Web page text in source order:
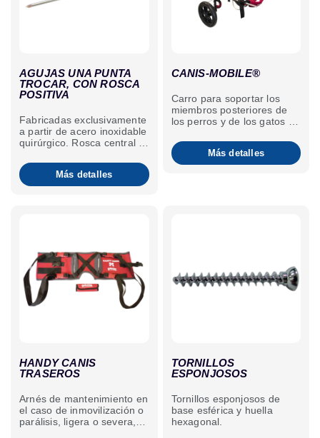
AGUJAS UNA PUNTA
TROCAR, CON ROSCA
POSITIVA
Fabricadas exclusivamente
a partir de acero inoxidable
quirúrgico. Rosca central o
estabilidad del montaje. El
anclaje óseo limita el
movimiento de las agujas y
Más detalles
CANIS-MOBILE®
Carro para soportar los
miembros posteriores de
los perros y de los gatos en
movilidad parcial o total.
Más detalles
HANDY CANIS
TRASEROS
Arnés de mantenimiento en
el caso de inmovilización o
parálisis, ligera o severa,
TORNILLOS
ESPONJOSOS
Tornillos esponjosos de
base esférica y huella
hexagonal.